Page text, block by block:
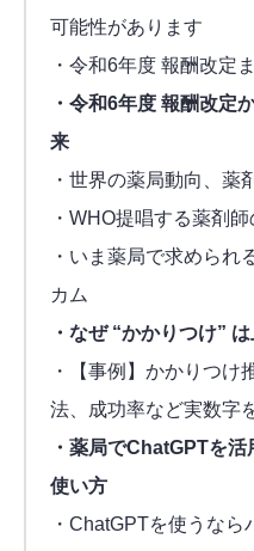
可能性があります
・令和6年度 報酬改定
・令和6年度 報酬改定
来
・世界の薬局動向、薬
・WHO提唱する薬剤
・いま薬局で求められ
カム
・なぜ “かかりつけ”
・【事例】かかりつけ
法、成功率など実数字
・薬局でChatGPTを
使い方
・ChatGPTを使うな